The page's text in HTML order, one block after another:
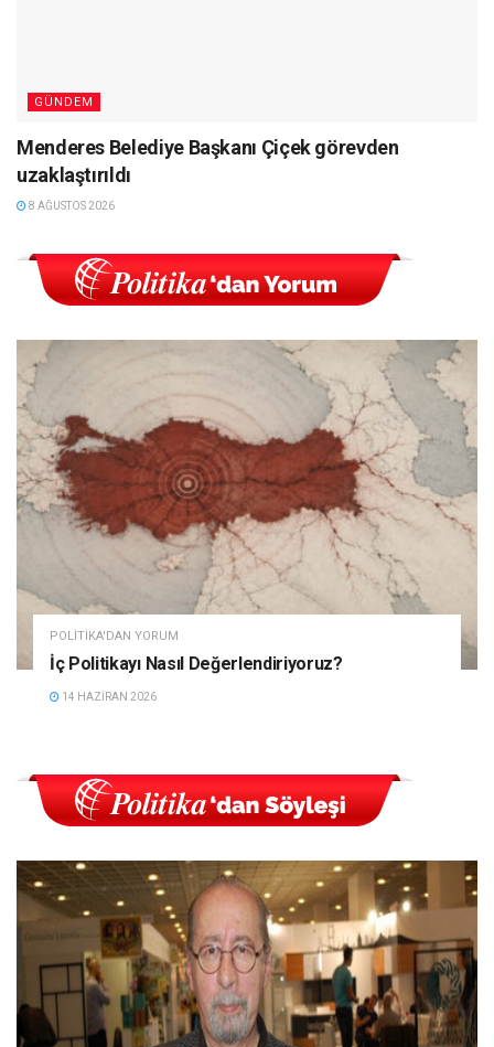
GÜNDEM
Menderes Belediye Başkanı Çiçek görevden
uzaklaştırıldı
8 AĞUSTOS 2026
POLITIKA'DAN YORUM
İç Politikayı Nasıl Değerlendiriyoruz?
14 HAZIRAN 2026